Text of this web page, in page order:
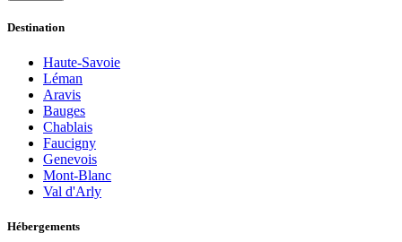
Destination
Haute-Savoie
Léman
Aravis
Bauges
Chablais
Faucigny
Genevois
Mont-Blanc
Val d'Arly
Hébergements